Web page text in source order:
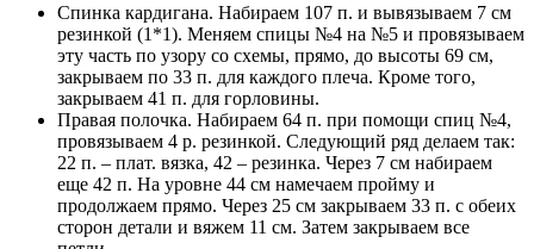
Спинка кардигана. Набираем 107 п. и вывязываем 7 см
резинкой (1*1). Меняем спицы №4 на №5 и провязываем
эту часть по узору со схемы, прямо, до высоты 69 см,
закрываем по 33 п. для каждого плеча. Кроме того,
закрываем 41 п. для горловины.
Правая полочка. Набираем 64 п. при помощи спиц №4,
провязываем 4 р. резинкой. Следующий ряд делаем так:
22 п. – плат. вязка, 42 – резинка. Через 7 см набираем
еще 42 п. На уровне 44 см намечаем пройму и
продолжаем прямо. Через 25 см закрываем 33 п. с обеих
сторон детали и вяжем 11 см. Затем закрываем все